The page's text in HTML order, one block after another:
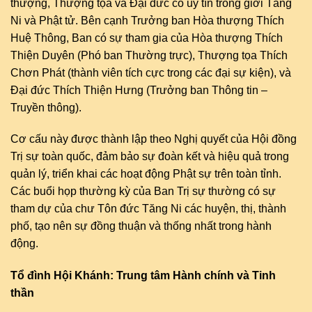
thượng, Thượng tọa và Đại đức có uy tín trong giới Tăng
Ni và Phật tử. Bên cạnh Trưởng ban Hòa thượng Thích
Huệ Thông, Ban có sự tham gia của Hòa thượng Thích
Thiện Duyên (Phó ban Thường trực), Thượng tọa Thích
Chơn Phát (thành viên tích cực trong các đại sự kiện), và
Đại đức Thích Thiện Hưng (Trưởng ban Thông tin –
Truyền thông).
Cơ cấu này được thành lập theo Nghị quyết của Hội đồng
Trị sự toàn quốc, đảm bảo sự đoàn kết và hiệu quả trong
quản lý, triển khai các hoạt động Phật sự trên toàn tỉnh.
Các buổi họp thường kỳ của Ban Trị sự thường có sự
tham dự của chư Tôn đức Tăng Ni các huyện, thị, thành
phố, tạo nên sự đồng thuận và thống nhất trong hành
động.
Tổ đình Hội Khánh: Trung tâm Hành chính và Tinh
thần